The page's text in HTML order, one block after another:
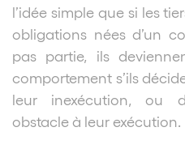
l’idée simple que si les
obligations nées d’un
pas partie, ils
comportement s’ils
leur inexécution, ou
obstacle à leur exécution.